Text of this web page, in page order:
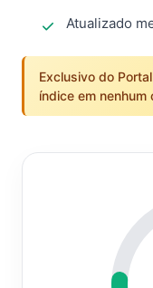
Atualizado
Exclusivo do
índice em nenhum